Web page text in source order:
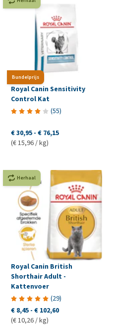
Bundelprijs
Royal Canin Sensitivity
Control Kat
(55)
€ 30,95 - € 76,15
(€ 15,96 / kg)
Herhaal
Royal Canin British
Shorthair Adult -
Kattenvoer
(29)
€ 8,45 - € 102,60
(€ 10,26 / kg)